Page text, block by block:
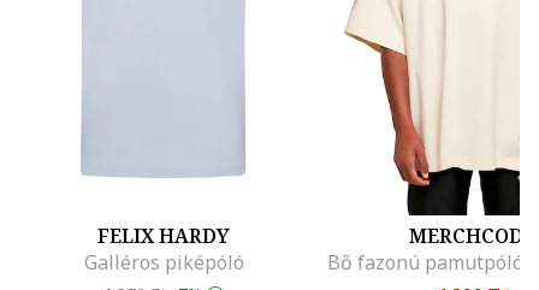
FELIX HARDY
Galléros piképóló
MERCHCODE